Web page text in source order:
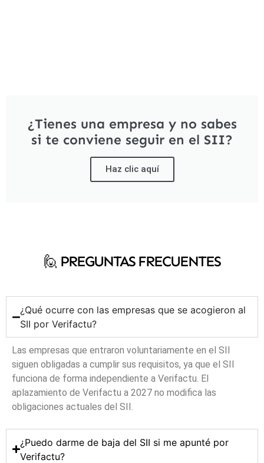
¿Tienes una empresa y no sabes
si te conviene seguir en el SII?
Haz clic aquí
🙋‍ PREGUNTAS FRECUENTES
¿Qué ocurre con las empresas que se acogieron al
SII por Verifactu?
Las empresas que entraron voluntariamente en el SII
siguen obligadas a cumplir sus requisitos, ya que el SII
funciona de forma independiente a Verifactu. El
aplazamiento de Verifactu a 2027 no modifica las
obligaciones actuales del SII.
¿Puedo darme de baja del SII si me apunté por
Verifactu?